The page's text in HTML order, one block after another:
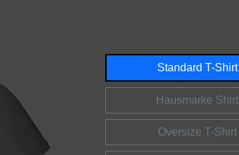
Standard T-Shirt
Hausmarke Shirt
Oversize T-Shirt